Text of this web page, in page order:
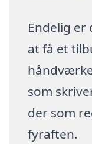
Endelig
at få et
som
der som
fyraften.